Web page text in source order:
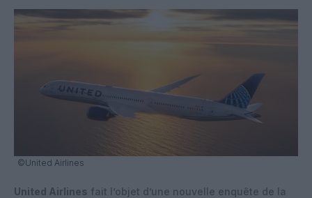
©United Airlines
United Airlines fait l’objet d’une nouvelle enquête de la